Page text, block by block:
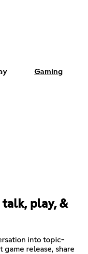
Gaming
talk, play, &
into topic-
game release, share